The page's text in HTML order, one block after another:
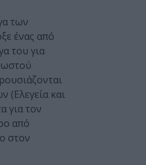
των
ένας από
του για
(Ελεγεία και
για τον
από
στον